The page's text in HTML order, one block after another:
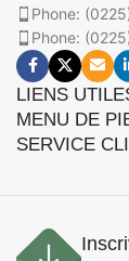
Phone:
Phone:
LIENS
MENU DE
SERVICE